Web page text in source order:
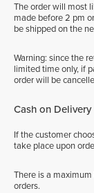
The order will most
made before 2 pm
be shipped on the
Warning: since the
limited time only, if
order will be
Cash on Delivery
If the customer
take place upon
There is a
orders.